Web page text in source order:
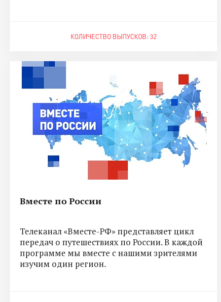
КОЛИЧЕСТВО ВЫПУСКОВ: 32
Вместе по России
Телеканал «Вместе-РФ» представляет цикл
передач о путешествиях по России. В каждой
программе мы вместе с нашими зрителями
изучим один регион.